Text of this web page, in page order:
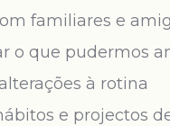
familiares e
o que pudermos
à rotina
e projectos